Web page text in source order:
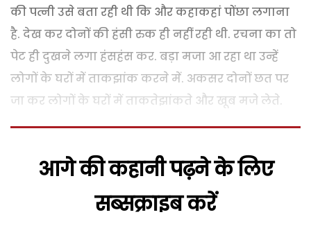
की पत्नी उसे बता रही थी कि और कहाकहां पोंछा लगाना
है. देख कर दोनों की हंसी रुक ही नहीं रही थी. रचना का तो
पेट ही दुखने लगा हंसहंस कर. बड़ा मजा आ रहा था उन्हें
लोगों के घरों में ताकझांक करने में. अकसर दोनों छत पर
जा कर लोगों के घरों में ताकतेझांकते और खूब मजे लेते.
आगे की कहानी पढ़ने के लिए
सब्सक्राइब करें